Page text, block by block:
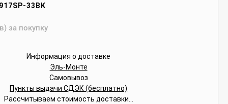
33BK
за покупку
Информация о доставке
Эль-Монте
Самовывоз
Пункты выдачи СДЭК (бесплатно)
Рассчитываем стоимость доставки...